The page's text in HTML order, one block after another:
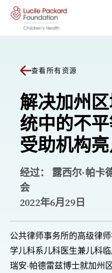
跳至内容
查看所有资源
解决加州
统中的不平
受助机构
经过： 露西尔·帕卡
会
2022年6月29日
公共律师事务所的高级律
学儿科系儿科医生兼儿科
瑞安·帕德雷兹博士就加州